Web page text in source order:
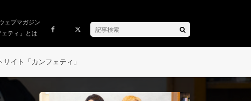
ェブマガジン
ェティ」とは
イト「カンフェティ」